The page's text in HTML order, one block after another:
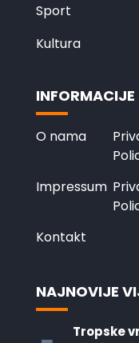
Sport
Kultura
INFORMACIJE
O nama
Impressum
Kontakt
NAJNOVIJE
Tropske